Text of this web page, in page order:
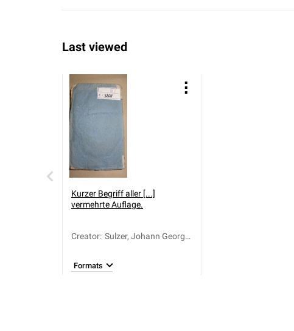
Last viewed
Kurzer Begriff aller [...]
vermehrte Auflage.
Creator: Sulzer, Johann Georg
Formats